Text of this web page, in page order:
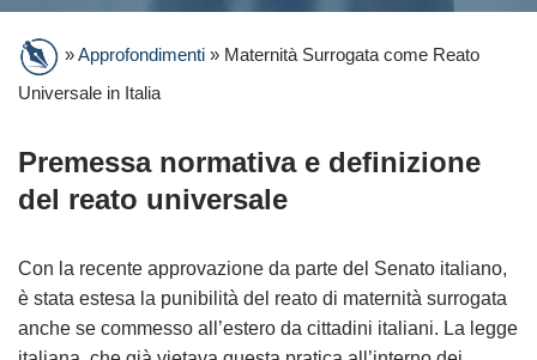
»Approfondimenti » Maternità Surrogata come Reato
Universale in Italia
Premessa normativa e definizione
del reato universale
Con la recente approvazione da parte del Senato italiano,
è stata estesa la punibilità del reato di maternità surrogata
anche se commesso all’estero da cittadini italiani. La legge